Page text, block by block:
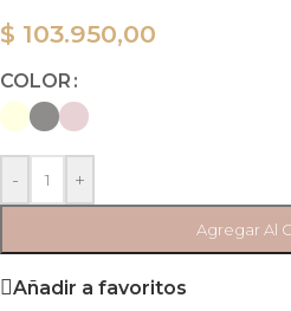
$ 103.950,00
COLOR
- +
Agregar Al
Añadir a favoritos